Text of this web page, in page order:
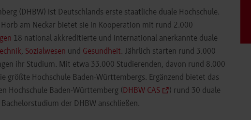
(DHBW) ist Deutschlands erste staatliche duale Hochschule.
am Neckar bietet sie in Kooperation mit rund 2.000
18 national akkreditierte und international anerkannte duale
, Sozialwesen und Gesundheit. Jährlich starten rund 3.000
ihr Studium. Mit etwa 33.000 Studierenden, davon rund 8.000
größte Hochschule Baden-Württembergs. Ergänzend bietet das
Hochschule Baden-Württemberg (DHBW CAS
) rund 30 duale
der DHBW anschließen.